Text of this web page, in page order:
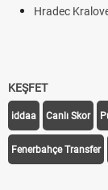
Hradec
KEŞFET
iddaa Canlı Skor
Fenerbahçe Transfer